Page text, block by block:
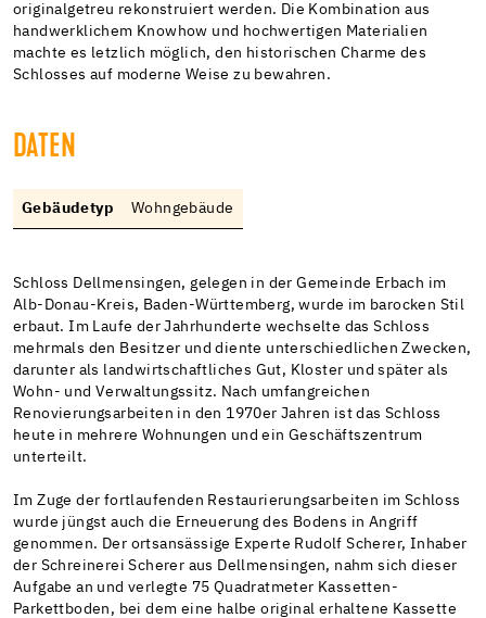
originalgetreu rekonstruiert werden. Die Kombination aus
handwerklichem Knowhow und hochwertigen Materialien
machte es letzlich möglich, den historischen Charme des
Schlosses auf moderne Weise zu bewahren.
DATEN
Gebäudetyp Wohngebäude
Schloss Dellmensingen, gelegen in der Gemeinde Erbach im
Alb-Donau-Kreis, Baden-Württemberg, wurde im barocken Stil
erbaut. Im Laufe der Jahrhunderte wechselte das Schloss
mehrmals den Besitzer und diente unterschiedlichen Zwecken,
darunter als landwirtschaftliches Gut, Kloster und später als
Wohn- und Verwaltungssitz. Nach umfangreichen
Renovierungsarbeiten in den 1970er Jahren ist das Schloss
heute in mehrere Wohnungen und ein Geschäftszentrum
unterteilt.
Im Zuge der fortlaufenden Restaurierungsarbeiten im Schloss
wurde jüngst auch die Erneuerung des Bodens in Angriff
genommen. Der ortsansässige Experte Rudolf Scherer, Inhaber
der Schreinerei Scherer aus Dellmensingen, nahm sich dieser
Aufgabe an und verlegte 75 Quadratmeter Kassetten-
Parkettboden, bei dem eine halbe original erhaltene Kassette